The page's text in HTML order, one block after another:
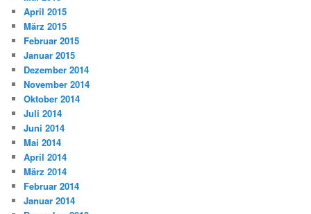
April 2015
März 2015
Februar 2015
Januar 2015
Dezember 2014
November 2014
Oktober 2014
Juli 2014
Juni 2014
Mai 2014
April 2014
März 2014
Februar 2014
Januar 2014